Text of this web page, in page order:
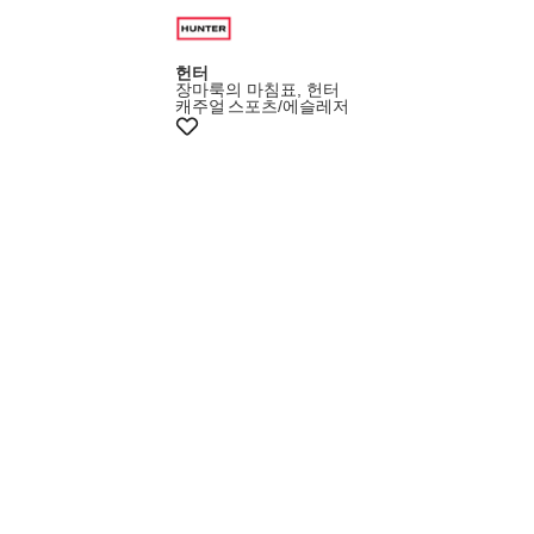
헌터
장마룩의 마침표, 헌터
캐주얼 스포츠/에슬레저